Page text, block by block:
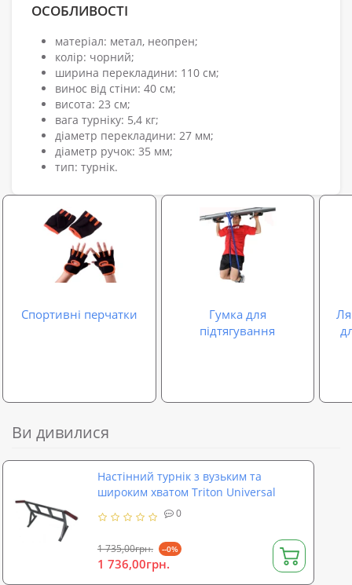
ОСОБЛИВОСТІ
матеріал: метал, неопрен;
колір: чорний;
ширина перекладини: 110 см;
винос від стіни: 40 см;
висота: 23 см;
вага турніку: 5,4 кг;
діаметр перекладини: 27 мм;
діаметр ручок: 35 мм;
тип: турнік.
Спортивні перчатки
Гумка для
підтягування
Ви дивилися
Настінний турнік з вузьким та
широким хватом Triton Universal
0
1 735,00грн. --0%
1 736,00грн.